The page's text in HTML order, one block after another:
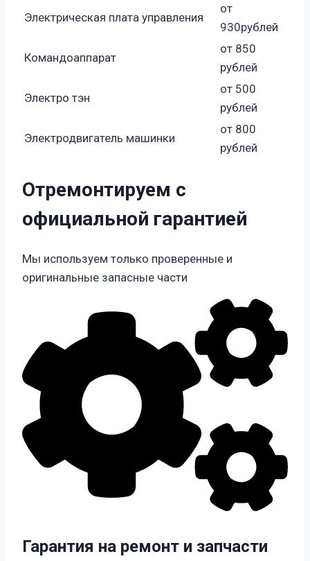
Электрическая плата управления
от
930рублей
Командоаппарат
от 850
рублей
Электро тэн
от 500
рублей
Электродвигатель машинки
от 800
рублей
Отремонтируем с
официальной гарантией
Мы используем только проверенные и
оригинальные запасные части
Гарантия на ремонт и запчасти